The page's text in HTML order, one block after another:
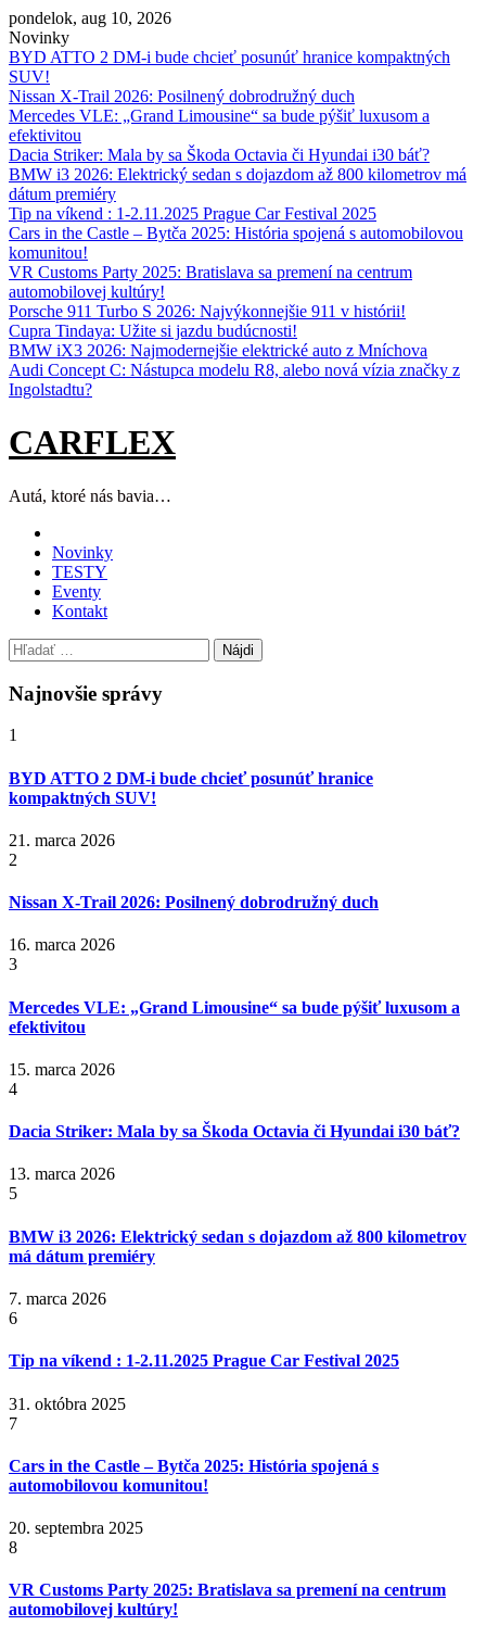
Skip
to
content
pondelok, aug 10, 2026
Novinky
BYD ATTO 2 DM-i bude chcieť posunúť hranice kompaktných
SUV!
Nissan X‑Trail 2026: Posilnený dobrodružný duch
Mercedes VLE: „Grand Limousine“ sa bude pýšiť luxusom a
efektivitou
Dacia Striker: Mala by sa Škoda Octavia či Hyundai i30 báť?
BMW i3 2026: Elektrický sedan s dojazdom až 800 kilometrov má
dátum premiéry
Tip na víkend : 1-2.11.2025 Prague Car Festival 2025
Cars in the Castle – Bytča 2025: História spojená s automobilovou
komunitou!
VR Customs Party 2025: Bratislava sa premení na centrum
automobilovej kultúry!
Porsche 911 Turbo S 2026: Najvýkonnejšie 911 v histórii!
Cupra Tindaya: Užite si jazdu budúcnosti!
BMW iX3 2026: Najmodernejšie elektrické auto z Mníchova
Audi Concept C: Nástupca modelu R8, alebo nová vízia značky z
Ingolstadtu?
CARFLEX
Autá, ktoré nás bavia…
Novinky
TESTY
Eventy
Kontakt
Hľadať:
Najnovšie správy
1
BYD ATTO 2 DM-i bude chcieť posunúť hranice
kompaktných SUV!
21. marca 2026
2
Nissan X‑Trail 2026: Posilnený dobrodružný duch
16. marca 2026
3
Mercedes VLE: „Grand Limousine“ sa bude pýšiť luxusom a
efektivitou
15. marca 2026
4
Dacia Striker: Mala by sa Škoda Octavia či Hyundai i30 báť?
13. marca 2026
5
BMW i3 2026: Elektrický sedan s dojazdom až 800 kilometrov
má dátum premiéry
7. marca 2026
6
Tip na víkend : 1-2.11.2025 Prague Car Festival 2025
31. októbra 2025
7
Cars in the Castle – Bytča 2025: História spojená s
automobilovou komunitou!
20. septembra 2025
8
VR Customs Party 2025: Bratislava sa premení na centrum
automobilovej kultúry!